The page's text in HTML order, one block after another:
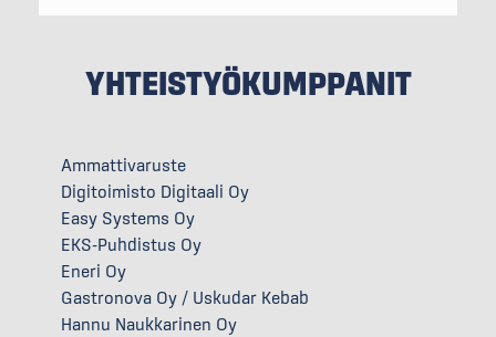
YHTEISTYÖKUMPPANIT
Ammattivaruste
Digitoimisto Digitaali Oy
Easy Systems Oy
EKS-Puhdistus Oy
Eneri Oy
Gastronova Oy / Uskudar Kebab
Hannu Naukkarinen Oy